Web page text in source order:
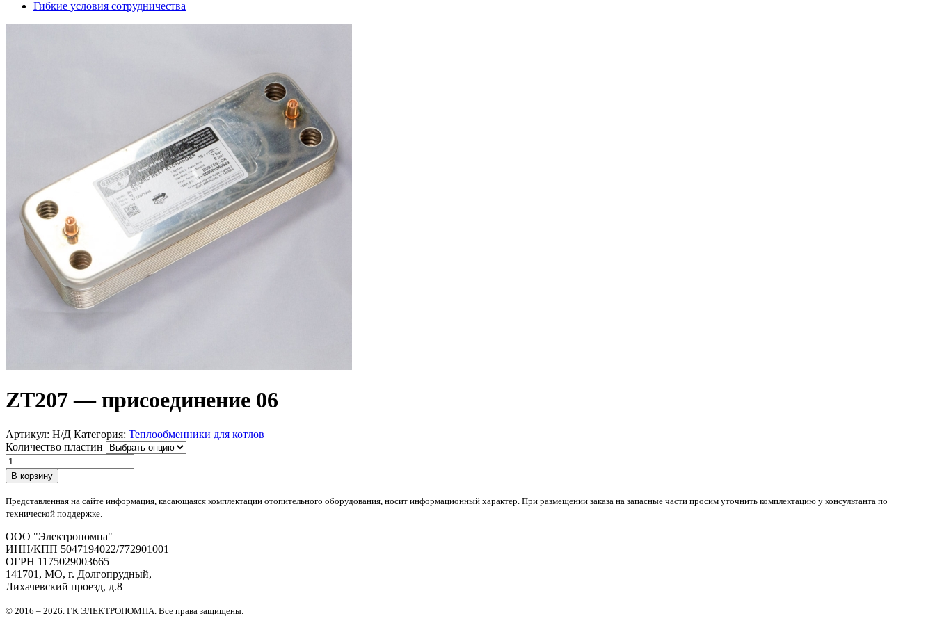
Гибкие условия сотрудничества
ZT207 — присоединение 06
Артикул: Н/Д Категория: Теплообменники для котлов
Количество пластин
Количество
товара
ZT207
-
присоединение
В корзину
Представленная на сайте информация, касающаяся комплектации отопительного оборудования, носит информационный характер. При размещении заказа на запасные части просим уточнить комплектацию у консультанта по
технической поддержке.
OOO "Электропомпа"
ИНН/КПП 5047194022/772901001
ОГРН 1175029003665
141701, МО, г. Долгопрудный,
Лихачевский проезд, д.8
© 2016 – 2026. ГК ЭЛЕКТРОПОМПА. Все права защищены.